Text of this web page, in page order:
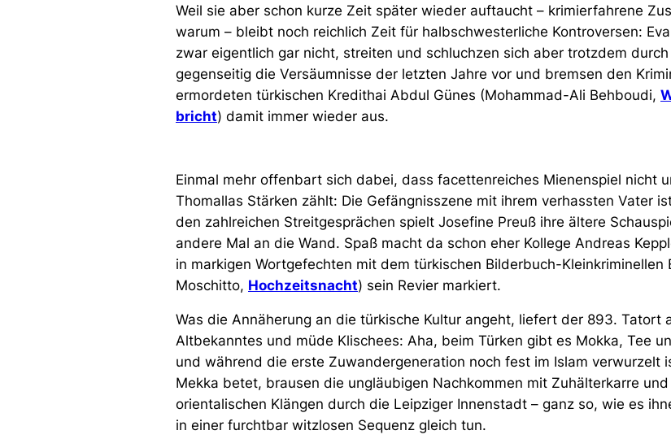
Weil sie aber schon kurze Zeit später wieder auftaucht – krimierfahrene
warum – bleibt noch reichlich Zeit für halbschwesterliche Kontroversen:
zwar eigentlich gar nicht, streiten und schluchzen sich aber trotzdem
gegenseitig die Versäumnisse der letzten Jahre vor und bremsen den
ermordeten türkischen Kredithai Abdul Günes (Mohammad-Ali Behboudi,
bricht) damit immer wieder aus.
Einmal mehr offenbart sich dabei, dass facettenreiches Mienenspiel nicht
Thomallas Stärken zählt: Die Gefängnisszene mit ihrem verhassten Vater
den zahlreichen Streitgesprächen spielt Josefine Preuß ihre ältere
andere Mal an die Wand. Spaß macht da schon eher Kollege Andreas
in markigen Wortgefechten mit dem türkischen Bilderbuch-Kleinkriminellen
Moschitto, Hochzeitsnacht) sein Revier markiert.
Was die Annäherung an die türkische Kultur angeht, liefert der 893. Tatort
Altbekanntes und müde Klischees: Aha, beim Türken gibt es Mokka, Tee
und während die erste Zuwandergeneration noch fest im Islam verwurzelt
Mekka betet, brausen die ungläubigen Nachkommen mit Zuhälterkarre
orientalischen Klängen durch die Leipziger Innenstadt – ganz so, wie es
in einer furchtbar witzlosen Sequenz gleich tun.